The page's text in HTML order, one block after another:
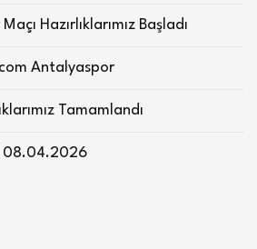
Hazırlıklarımız Başladı
Antalyaspor
Tamamlandı
08.04.2026